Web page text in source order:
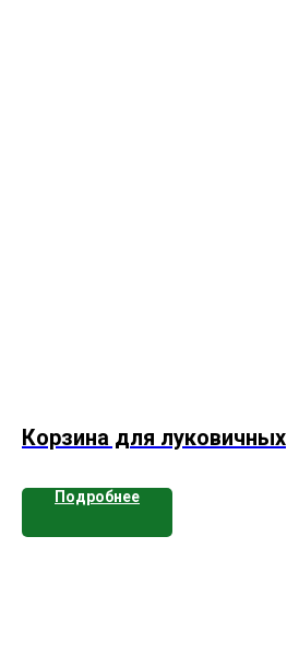
Корзина для луковичных
Подробнее